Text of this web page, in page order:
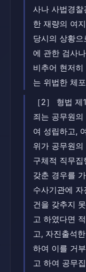
사나 사법경
한 재량의 여
당시의 상황
에 관한 검사
비추어 현저
는 위법한 체
［2］ 형법
죄는 공무원
여 성립하고,
위가 공무원
구체적 직무
갖춘 경우를
수사기관에
건을 갖추지
고 하였다면
고, 자진출석
하여 이를 거
고 하여 공무